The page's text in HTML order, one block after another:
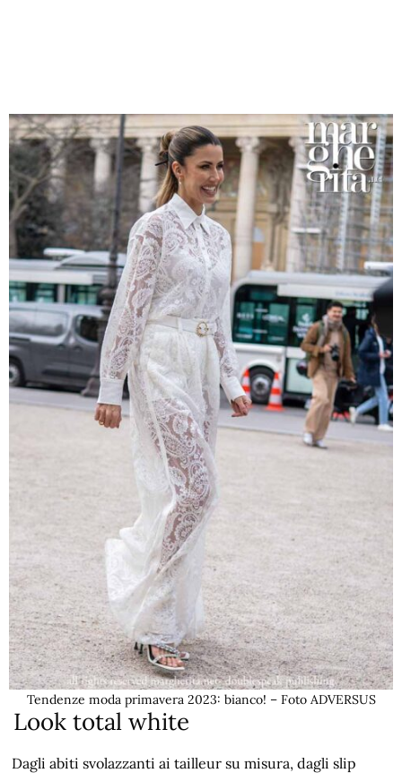
Tendenze moda primavera 2023: bianco! – Foto ADVERSUS
Look total white
Dagli abiti svolazzanti ai tailleur su misura, dagli slip